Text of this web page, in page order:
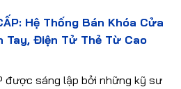
Hệ Thống Bán Khóa Cửa
Tay, Điện Tử Thẻ Từ Cao
được sáng lập bởi những kỹ sư